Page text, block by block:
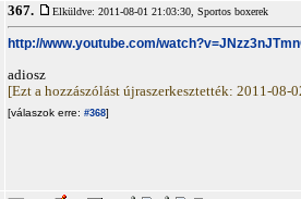
367. Elküldve: 2011-08-01 21:03:30, Sportos boxerek
http://www.youtube.com/
adiosz
[Ezt a hozzászólást újraszerkesztették: 2011-08-
[válaszok erre: #368]